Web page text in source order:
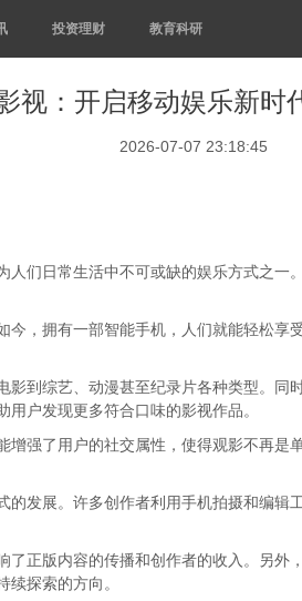
投资理财 教育科研
视：开启移动娱乐新时
2026-07-07 23:18:45
们日常生活中不可或缺的娱乐方式之
，拥有一部智能手机，人们就能轻松
到综艺、动漫甚至纪录片各种类型。
户发现更多符合口味的影视作品。
强了用户的社交属性，使得观影不再
发展。许多创作者利用手机拍摄和编辑
正版内容的传播和创作者的收入。另外
探索的方向。